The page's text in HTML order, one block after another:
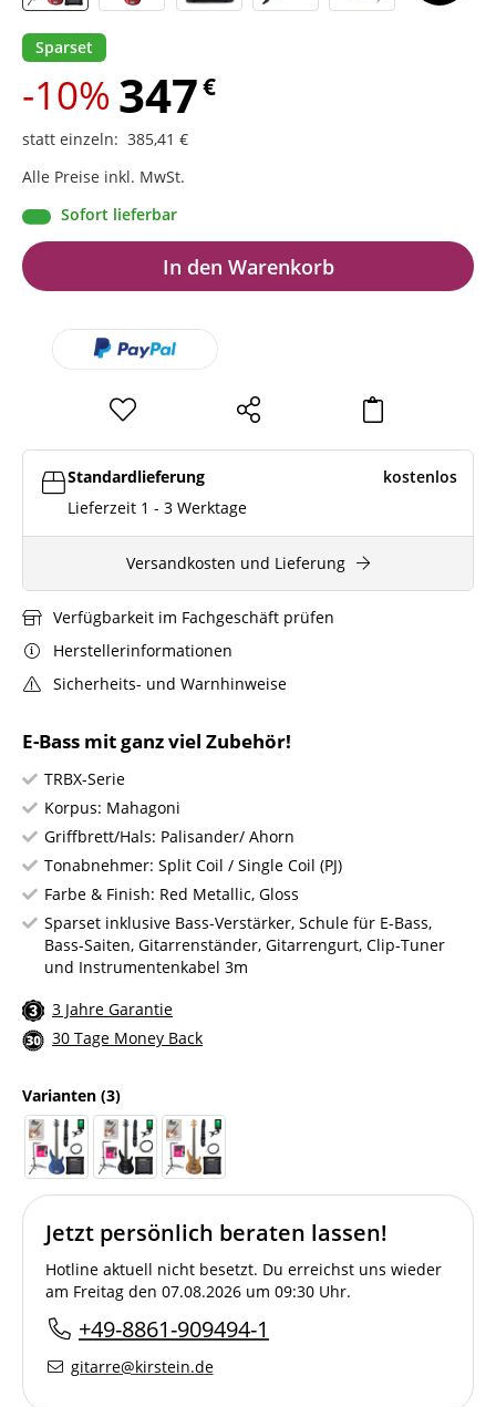
E-Bass mit ganz viel Zubehör!
TRBX-Serie
Korpus: Mahagoni
Griffbrett/Hals: Palisander/ Ahorn
Tonabnehmer: Split Coil / Single Coil (PJ)
Farbe & Finish: Red Metallic, Gloss
Sparset inklusive Bass-Verstärker, Schule für E-Bass,
Bass-Saiten, Gitarrenständer, Gitarrengurt, Clip-Tuner
und Instrumentenkabel 3m
3 Jahre Garantie
30 Tage Money Back
Varianten (3)
Sparset
-10% 347€
statt einzeln: 385,41 €
Alle Preise inkl. MwSt.
Sofort lieferbar
In den Warenkorb
Standardlieferung
kostenlos
Lieferzeit 1 - 3 Werktage
Versandkosten und Lieferung
Verfügbarkeit im Fachgeschäft prüfen
Herstellerinformationen
Sicherheits- und Warnhinweise
Jetzt persönlich beraten lassen!
Hotline aktuell nicht besetzt. Du erreichst uns wieder
am Freitag den 07.08.2026 um 09:30 Uhr.
+49-8861-909494-1
gitarre@kirstein.de